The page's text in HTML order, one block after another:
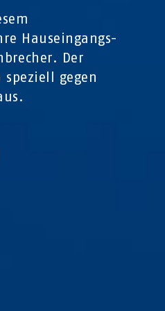
Hauseingangs-
Der
speziell gegen